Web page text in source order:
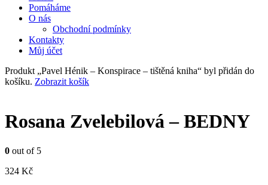
Pomáháme
O nás
Obchodní podmínky
Kontakty
Můj účet
Produkt „Pavel Hénik – Konspirace – tištěná kniha“ byl přidán do
košíku. Zobrazit košík
Rosana Zvelebilová – BEDNY
0 out of 5
324 Kč